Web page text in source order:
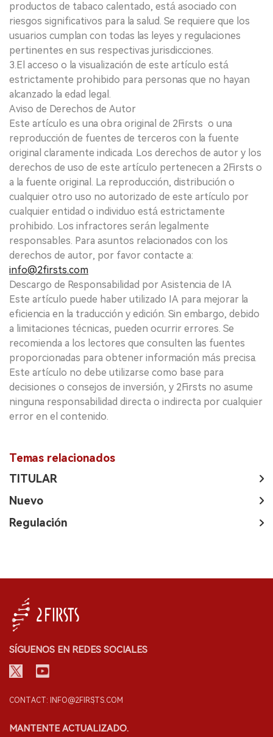
productos de tabaco calentado, está asociado con
riesgos significativos para la salud. Se requiere que los
usuarios cumplan con todas las leyes y regulaciones
pertinentes en sus respectivas jurisdicciones.
3.El acceso o la visualización de este artículo está
estrictamente prohibido para personas que no hayan
alcanzado la edad legal.
Aviso de Derechos de Autor
Este artículo es una obra original de 2Firsts o una
reproducción de fuentes de terceros con la fuente
original claramente indicada. Los derechos de autor y los
derechos de uso de este artículo pertenecen a 2Firsts o
a la fuente original. La reproducción, distribución o
cualquier otro uso no autorizado de este artículo por
cualquier entidad o individuo está estrictamente
prohibido. Los infractores serán legalmente
responsables. Para asuntos relacionados con los
derechos de autor, por favor contacte a:
info@2firsts.com
Descargo de Responsabilidad por Asistencia de IA
Este artículo puede haber utilizado IA para mejorar la
eficiencia en la traducción y edición. Sin embargo, debido
a limitaciones técnicas, pueden ocurrir errores. Se
recomienda a los lectores que consulten las fuentes
proporcionadas para obtener información más precisa.
Este artículo no debe utilizarse como base para
decisiones o consejos de inversión, y 2Firsts no asume
ninguna responsabilidad directa o indirecta por cualquier
error en el contenido.
Temas relacionados
TITULAR
Nuevo
Regulación
SÍGUENOS EN REDES SOCIALES
CONTACT: INFO@2FIRSTS.COM
MANTENTE ACTUALIZADO.